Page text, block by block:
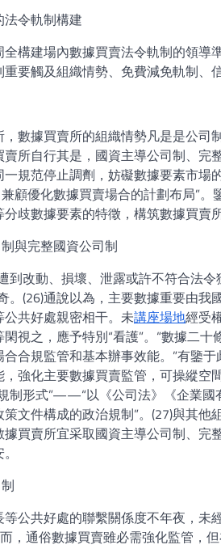
令軌制構建
構建場內數據買賣法令軌制的領導
要觸及組織情勢、免費減免軌制、
數據買賣所的組織情勢凡是是公
所自行其是，國資主導公司制、完
規范停止調劑，妨礙數據要素市場
顧優化數據買賣場合的計劃布局”
歧數據要素的特徵，構筑數據買賣
與完整國資公司制
到改動、損壞、泄露或許不符合法
。(26)通說以為，主要數據重要由
共好處親密相干。未講座場地經受
視之，應予特別“看護”。“數據二
合規監管和基本辦事效能。”有鑒
強化主要數據買賣監管，可操縱空
制形式”——“以《公司法》《企業
文件構成的政治規制”。(27)與其
買賣所宜采取國資主導公司制、完
公共好處的聯繫關係度不年夜，
，通俗數據買賣雖必需強化監管，